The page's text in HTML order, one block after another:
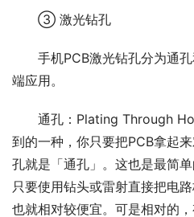
③ 激光钻孔
手机PCB激光钻孔分为通
端应用。
通孔：Plating Through
到的一种，你只要把PCB拿起
孔就是「通孔」。这也是最简
只要使用钻头或雷射直接把电
也就相对较便宜。可是相对的